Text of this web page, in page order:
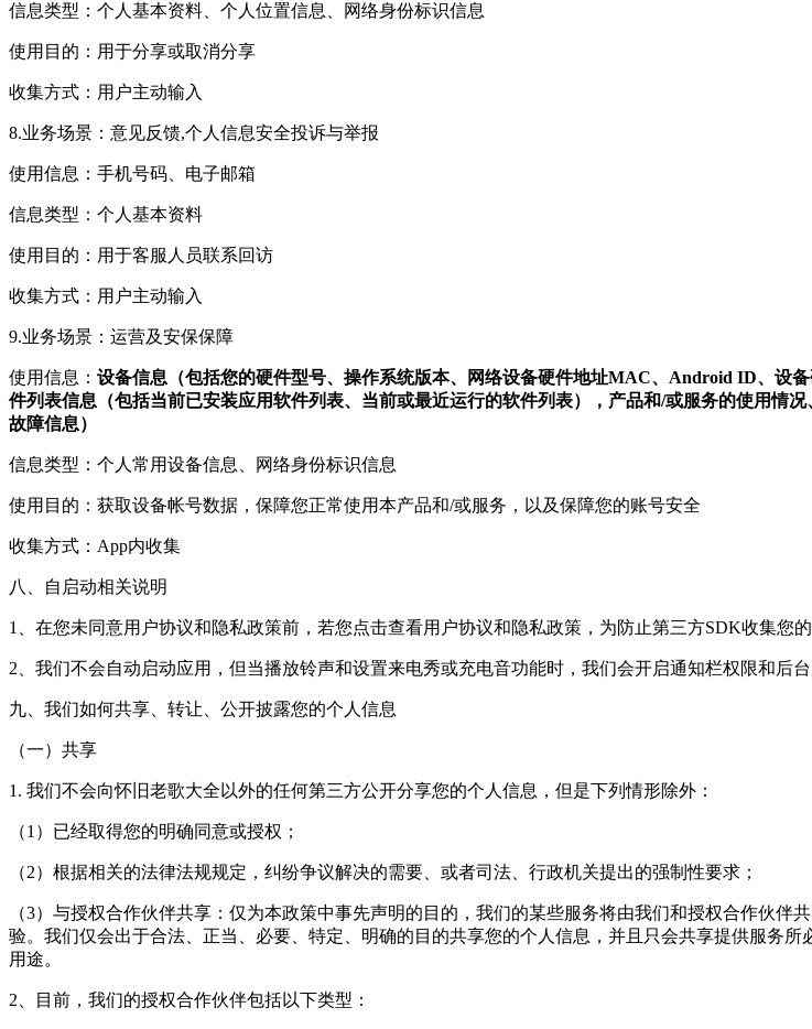
信息类型：个人基本资料、个人位置信息、网络身份标识信息
使用目的：用于分享或取消分享
收集方式：用户主动输入
8.业务场景：意见反馈,个人信息安全投诉与举报
使用信息：手机号码、电子邮箱
信息类型：个人基本资料
使用目的：用于客服人员联系回访
收集方式：用户主动输入
9.业务场景：运营及安保保障
使用信息： 设备信息（包括您的硬件型号、操作系统版本、网络设备硬件地址MAC、Android ID、
件列表信息（包括当前已安装应用软件列表、当前或最近运行的软件列表），产品和/或服务的使用情
故障信息）
信息类型：个人常用设备信息、网络身份标识信息
使用目的：获取设备帐号数据，保障您正常使用本产品和/或服务，以及保障您的账号安全
收集方式：App内收集
八、自启动相关说明
1、在您未同意用户协议和隐私政策前，若您点击查看用户协议和隐私政策，为防止第三方SDK收集您
2、我们不会自动启动应用，但当播放铃声和设置来电秀或充电音功能时，我们会开启通知栏权限和后
九、我们如何共享、转让、公开披露您的个人信息
（一）共享
1. 我们不会向怀旧老歌大全以外的任何第三方公开分享您的个人信息，但是下列情形除外：
（1）已经取得您的明确同意或授权；
（2）根据相关的法律法规规定，纠纷争议解决的需要、或者司法、行政机关提出的强制性要求；
（3）与授权合作伙伴共享：仅为本政策中事先声明的目的，我们的某些服务将由我们和授权合作伙
验。我们仅会出于合法、正当、必要、特定、明确的目的共享您的个人信息，并且只会共享提供服务
用途。
2、目前，我们的授权合作伙伴包括以下类型：